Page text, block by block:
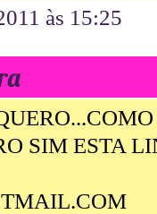
às 15:25
SIM ESTA